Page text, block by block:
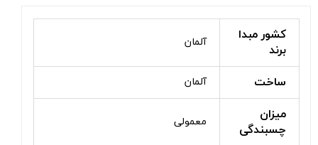
کشور مبدا
برند
آلمان
ساخت آلمان
میزان
چسبندگی
معمولی